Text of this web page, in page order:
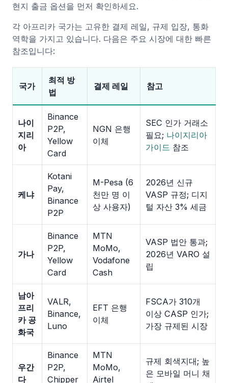
현지 출금 옵션을 먼저 확인하세요.
각 아프리카 국가는 고유한 결제 레일, 규제 입장, 통화
역학을 가지고 있습니다. 다음은 주요 시장에 대한 빠른
참조입니다:
국가
최적 방
법
결제 레일 참고
나이
지리
아
Binance
P2P,
Yellow
Card
NGN 은행
이체
SEC 인가 거래소
필요; 나이지리아
가이드 참조
케냐
Kotani
Pay,
Binance
P2P
M-Pesa (6
천만 명 이
상 사용자)
2026년 신규
VASP 규정; 디지
털 자산 3% 세금
가나
Binance
P2P,
Yellow
Card
MTN
MoMo,
Vodafone
Cash
VASP 법안 통과;
2026년 VARO 설
립
남아
프리
카 공
화국
VALR,
Binance,
Luno
EFT 은행
이체
FSCA가 310개
이상 CASP 인가;
가장 규제된 시장
우간
다
Binance
P2P,
Chipper
MTN
MoMo,
Airtel
규제 회색지대; 높
은 모바일 머니 채